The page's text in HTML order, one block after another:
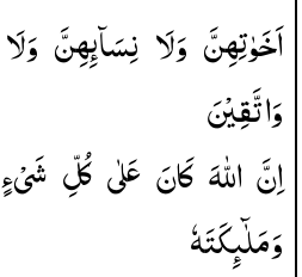
اَخَوٰتِهِنَّ وَلَا نِسَآىِٕهِنَّ وَلَا
وَاتَّقِیْنَ
اِنَّ اللّٰهَ كَانَ عَلٰی كُلِّ شَیْءٍ
وَمَلٰٓىِٕكَتَهٗ